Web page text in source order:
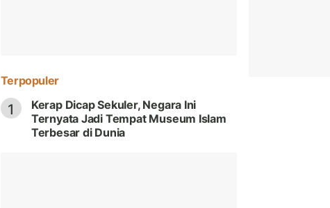
Terpopuler
1
Kerap Dicap Sekuler, Negara Ini
Ternyata Jadi Tempat Museum Islam
Terbesar di Dunia